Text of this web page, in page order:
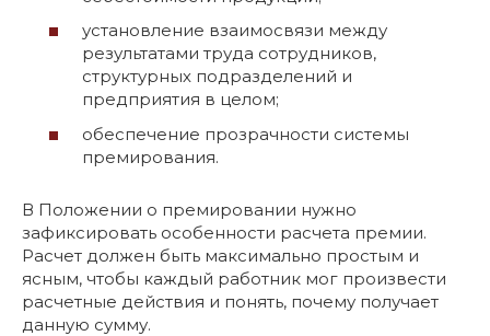
установление взаимосвязи между
результатами труда сотрудников,
структурных подразделений и
предприятия в целом;
обеспечение прозрачности системы
премирования.
В Положении о премировании нужно
зафиксировать особенности расчета премии.
Расчет должен быть максимально простым и
ясным, чтобы каждый работник мог произвести
расчетные действия и понять, почему получает
данную сумму.